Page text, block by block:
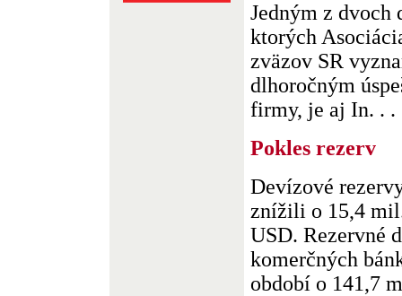
Jedným z dvoch
ktorých
zväzov SR
dlhoročným
firmy, je aj In. . .
Pokles rezerv
Devízové
znížili o 15,4
USD. Rezervné
komerčných
období o 141,7